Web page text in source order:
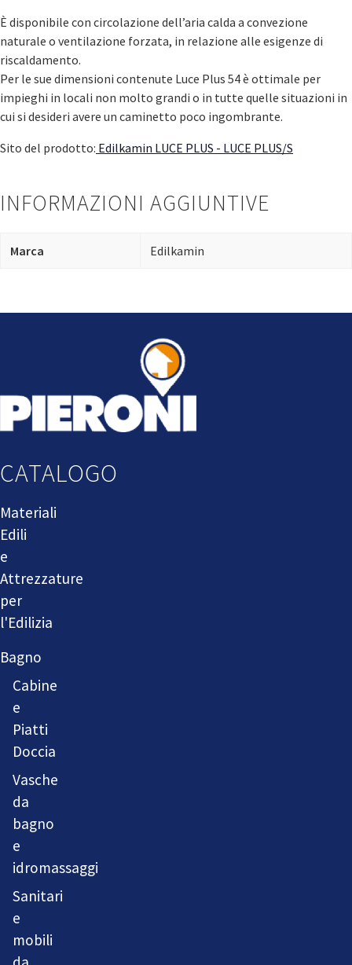
È disponibile con circolazione dell’aria calda a convezione
naturale o ventilazione forzata, in relazione alle esigenze di
riscaldamento.
Per le sue dimensioni contenute Luce Plus 54 è ottimale per
impieghi in locali non molto grandi o in tutte quelle situazioni in
cui si desideri avere un caminetto poco ingombrante.
Sito del prodotto: Edilkamin LUCE PLUS - LUCE PLUS/S
INFORMAZIONI AGGIUNTIVE
Marca Edilkamin
CATALOGO
Materiali
Edili
e
Attrezzature
per
l'Edilizia
Bagno
Cabine
e
Piatti
Doccia
Vasche
da
bagno
e
idromassaggi
Sanitari
e
mobili